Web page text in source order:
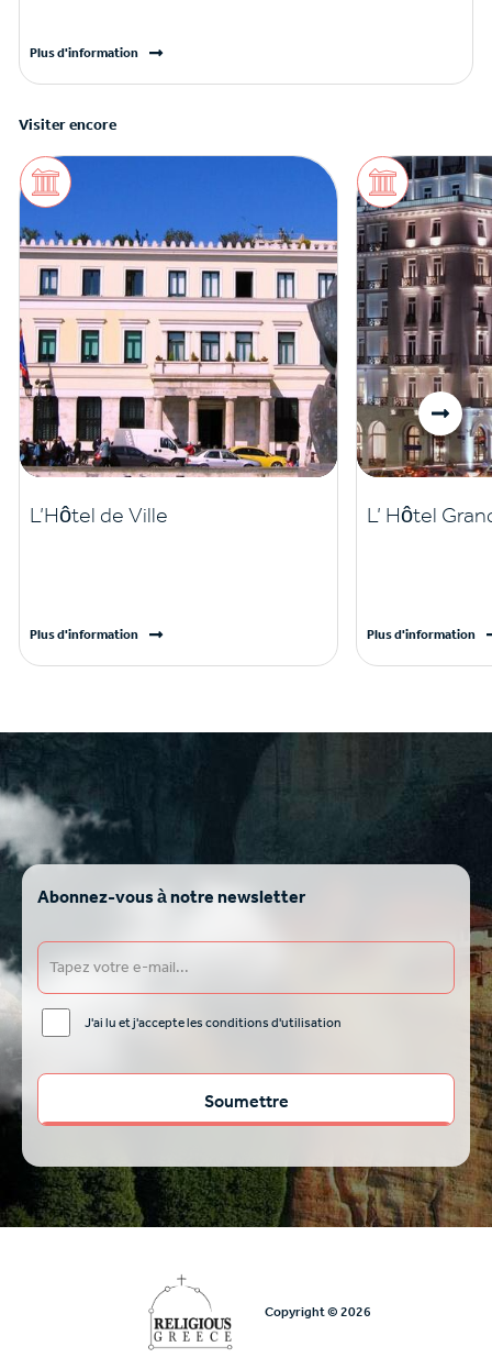
Plus d'information
Visiter encore
L’Hôtel de Ville
Plus d'information
L’ Hôtel
Plus d'information
Abonnez-vous à notre newsletter
J'ai lu et j'accepte les conditions d'utilisation
Copyright © 2026